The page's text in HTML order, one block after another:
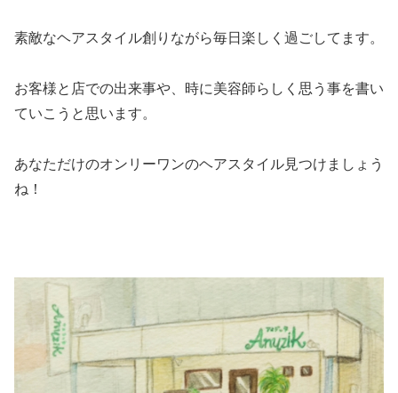
素敵なヘアスタイル創りながら毎日楽しく過ごしてます。
お客様と店での出来事や、時に美容師らしく思う事を書い
ていこうと思います。
あなただけのオンリーワンのヘアスタイル見つけましょう
ね！